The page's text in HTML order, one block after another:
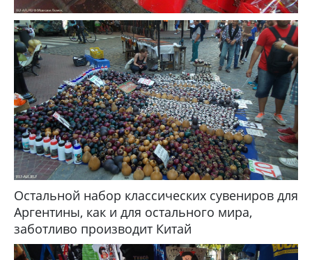
Остальной набор классических сувениров для
Аргентины, как и для остального мира,
заботливо производит Китай